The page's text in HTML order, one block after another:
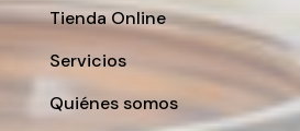
Tienda Online
Servicios
Quiénes somos